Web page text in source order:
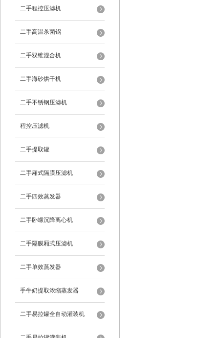
二手程控压滤机
二手高温杀菌锅
二手双锥混合机
二手海砂烘干机
二手不锈钢压滤机
程控压滤机
二手提取罐
二手厢式隔膜压滤机
二手四效蒸发器
二手卧螺沉降离心机
二手隔膜厢式压滤机
二手单效蒸发器
手牛奶提取浓缩蒸发器
二手易拉罐全自动灌装机